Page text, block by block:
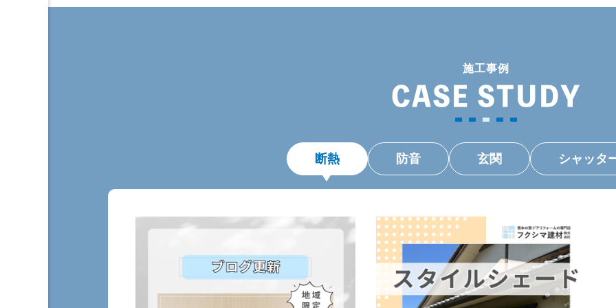
施工事例
CASE STUDY
断熱 防音 玄関 シャッタ